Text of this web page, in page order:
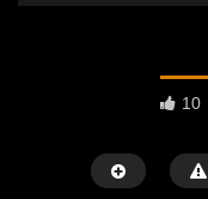
10